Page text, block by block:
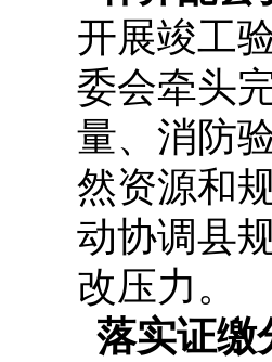
开展竣工
委会牵头
量、消防
然资源和
动协调县
改压力。
落实证缴